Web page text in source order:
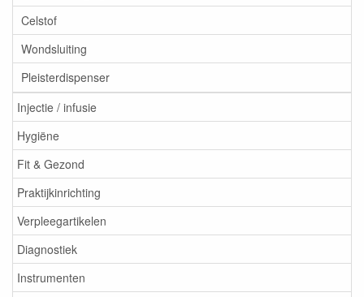
Celstof
Wondsluiting
Pleisterdispenser
Injectie / infusie
Hygiëne
Fit & Gezond
Praktijkinrichting
Verpleegartikelen
Diagnostiek
Instrumenten